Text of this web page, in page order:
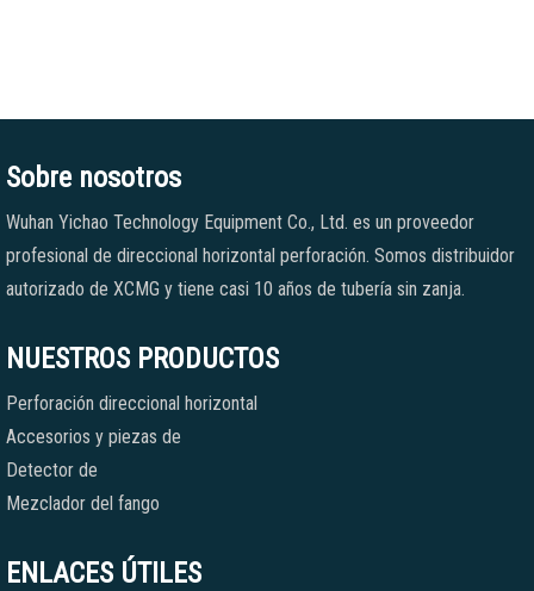
Sobre nosotros
Wuhan Yichao Technology Equipment Co., Ltd. es un proveedor
profesional de direccional horizontal perforación. Somos distribuidor
autorizado de XCMG y tiene casi 10 años de tubería sin zanja.
NUESTROS PRODUCTOS
Perforación direccional horizontal
Accesorios y piezas de
Detector de
Mezclador del fango
ENLACES ÚTILES